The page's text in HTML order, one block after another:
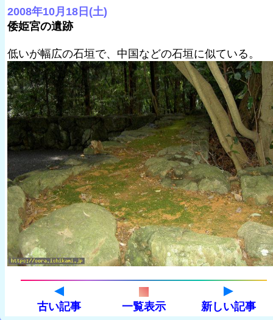
2008年10月18日(土)
倭姫宮の遺跡
低いが幅広の石垣で、中国などの石垣に似ている。
古い記事 一覧表示 新しい記事